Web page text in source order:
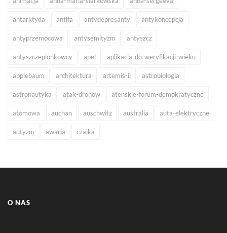
antarktyda antifa antydepresanty antykoncepcja
antyprzemocowa antysemityzm antyszcz
antyszczepionkowcy apel aplikacja-do-weryfikacji-wieku
applebaum architektura artemis-ii astrobiologia
astronautyka atak-dronow atenskie-forum-demokratyczne
atomowa auchan auschwitz australia auta-elektryczne
autyzm awaria czajka
O NAS